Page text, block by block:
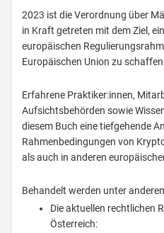
2023 ist die Verordnung über
in Kraft getreten mit dem Ziel,
europäischen
Europäischen Union zu
Erfahrene Praktiker:innen,
Aufsichtsbehörden sowie
diesem Buch eine tiefgehende
Rahmenbedingungen von
als auch in anderen
Behandelt werden unter
Die aktuellen rechtlichen
Österreich: